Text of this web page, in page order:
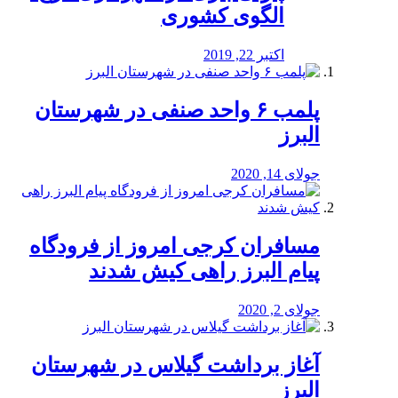
الگوی کشوری
اکتبر 22, 2019
پلمب ۶ واحد صنفی در شهرستان
البرز
جولای 14, 2020
مسافران کرجی امروز از فرودگاه
پیام البرز راهی کیش شدند
جولای 2, 2020
آغاز برداشت گیلاس در شهرستان
البرز